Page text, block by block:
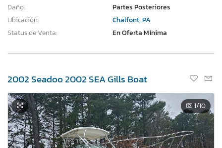
Daño:
Partes Posteriores
Ubicación:
Chalfont, PA
Status de Venta:
En Oferta Mínima
2002 Seadoo 2002 SEA Gills Boat
1/10